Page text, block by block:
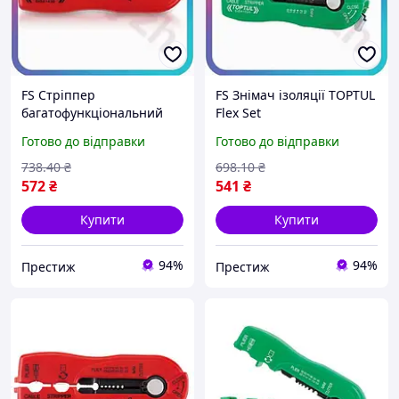
FS Стріппер
багатофункціональний
зняття ізоляції проводів
0,2-0,8 мм інструмент дл
SET18-F
Готово до відправки
572₴
738.40 ₴
Купити
Престиж 94%
FS Знімач ізоляції TOPTUL
Flex Set
0,8-2,6мм для проводів та
кабелів інструмент д
SET18-F
Готово до відправки
541 ₴
698.10 ₴
Купити
Престиж 94%